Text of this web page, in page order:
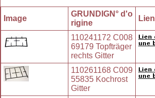
Image
GRUNDIGN° d'o
rigine
Lien
110241172 C008
69179 Topfträger
rechts Gitter
110261168 C009
55835 Kochrost
Gitter